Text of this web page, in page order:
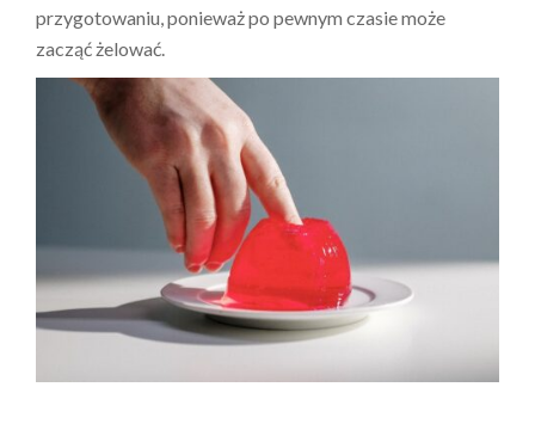
przygotowaniu, ponieważ po pewnym czasie może
zacząć żelować.